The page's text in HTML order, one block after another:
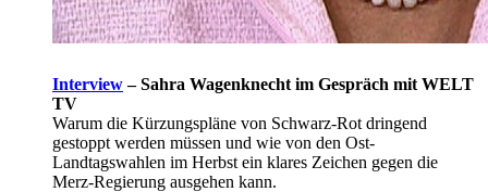
Interview– Sahra Wagenknecht im Gespräch mit WELT
TV
Warum die Kürzungspläne von Schwarz-Rot dringend
gestoppt werden müssen und wie von den Ost-
Landtagswahlen im Herbst ein klares Zeichen gegen die
Merz-Regierung ausgehen kann.